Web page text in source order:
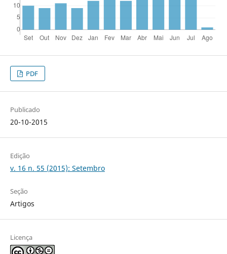
PDF
Publicado
20-10-2015
Edição
v. 16 n. 55 (2015): Setembro
Seção
Artigos
Licença